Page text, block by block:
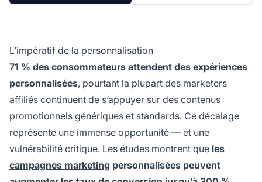
L’impératif de la personnalisation
71 % des consommateurs attendent des expériences
personnalisées, pourtant la plupart des marketers
affiliés continuent de s’appuyer sur des contenus
promotionnels génériques et standards. Ce décalage
représente une immense opportunité — et une
vulnérabilité critique. Les études montrent que les
campagnes marketing personnalisées peuvent